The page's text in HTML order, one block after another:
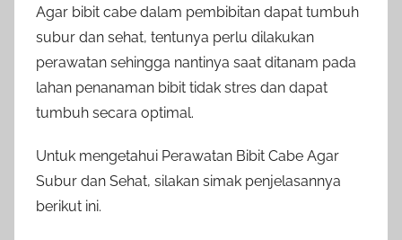
Agar bibit cabe dalam pembibitan dapat tumbuh
subur dan sehat, tentunya perlu dilakukan
perawatan sehingga nantinya saat ditanam pada
lahan penanaman bibit tidak stres dan dapat
tumbuh secara optimal.
Untuk mengetahui Perawatan Bibit Cabe Agar
Subur dan Sehat, silakan simak penjelasannya
berikut ini.